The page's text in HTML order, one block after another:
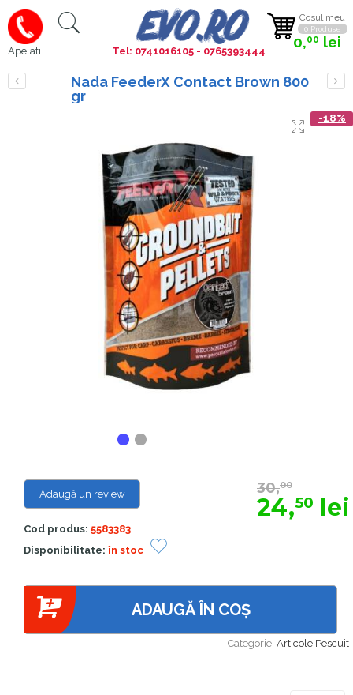
Apelati
Cosul meu
0 Produse
0,00 lei
Tel: 0741016105 - 0765393444
Nada FeederX Contact Brown 800
gr
-18%
Categorie: Articole Pescuit
Adaugă un review
Cod produs:5583383
Disponibilitate: în stoc
30,00
24,50 lei
ADAUGĂ ÎN COȘ